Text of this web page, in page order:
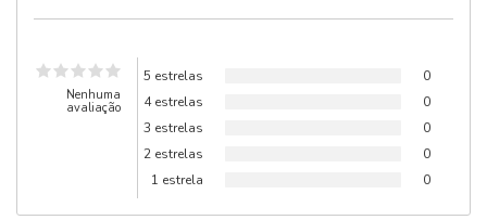
Nenhuma
avaliação
5 estrelas
0
4 estrelas
0
3 estrelas
0
2 estrelas
0
1 estrela
0